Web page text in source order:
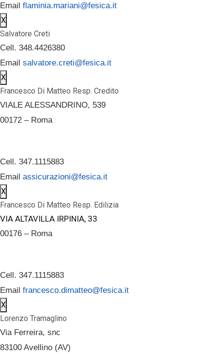
Email flaminia.mariani@fesica.it
X
Salvatore Creti
Cell. 348.4426380
Email salvatore.creti@fesica.it
X
Francesco Di Matteo Resp. Credito
VIALE ALESSANDRINO, 539
00172 – Roma
Cell. 347.1115883
Email assicurazioni@fesica.it
X
Francesco Di Matteo Resp. Edilizia
VIA ALTAVILLA IRPINIA, 33
00176 – Roma
Cell. 347.1115883
Email francesco.dimatteo@fesica.it
X
Lorenzo Tramaglino
Via Ferreira, snc
83100 Avellino (AV)